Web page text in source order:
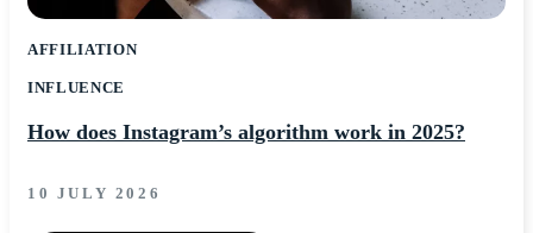
AFFILIATION
INFLUENCE
How does Instagram’s algorithm work in 2025?
10 JULY 2026